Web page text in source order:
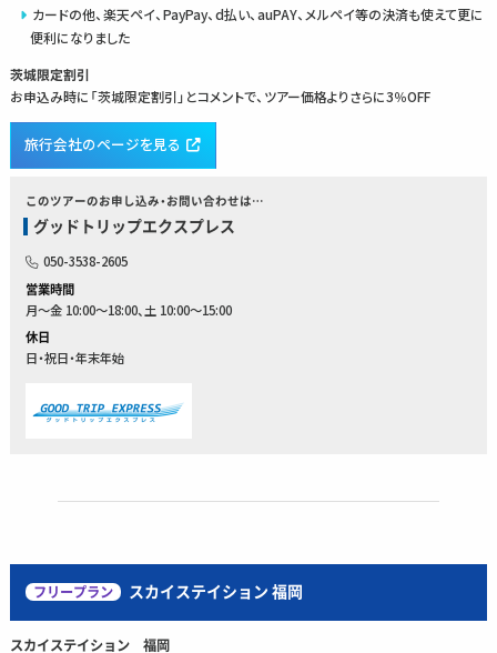
カードの他、楽天ペイ、PayPay、d払い、auPAY、メルペイ等の決済も使えて更に
便利になりました
茨城限定割引
お申込み時に「茨城限定割引」とコメントで、ツアー価格よりさらに3％OFF
旅行会社のページを見る
このツアーのお申し込み・お問い合わせは…
グッドトリップエクスプレス
050-3538-2605
営業時間
月～金 10:00～18:00、土 10:00～15:00
休日
日・祝日・年末年始
フリープラン スカイステイション 福岡
スカイステイション 福岡